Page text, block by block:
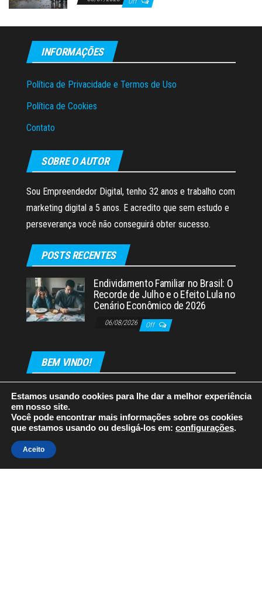
INFORMAÇÕES
Política de Privacidade e Termos de Uso
Política de Cookies
Contato
SOBRE O AUTOR
Sou Empreendedor Digital, tenho 32 anos e trabalho com
marketing digital a 5 anos. E acredito que sem estudo e
perseverança você não conseguirá obter sucesso.
POSTS RECENTES
Endividamento Familiar no Brasil: O
Recorde de Julho e o Efeito Lula no
Cenário Econômico de 2026
06/08/2026 Off
BEM VINDO!
Estamos usando cookies para lhe dar a melhor experiência
em nosso site.
Você pode encontrar mais informações sobre os cookies
que estamos usando ou desligá-los em: configurações.
Aceito